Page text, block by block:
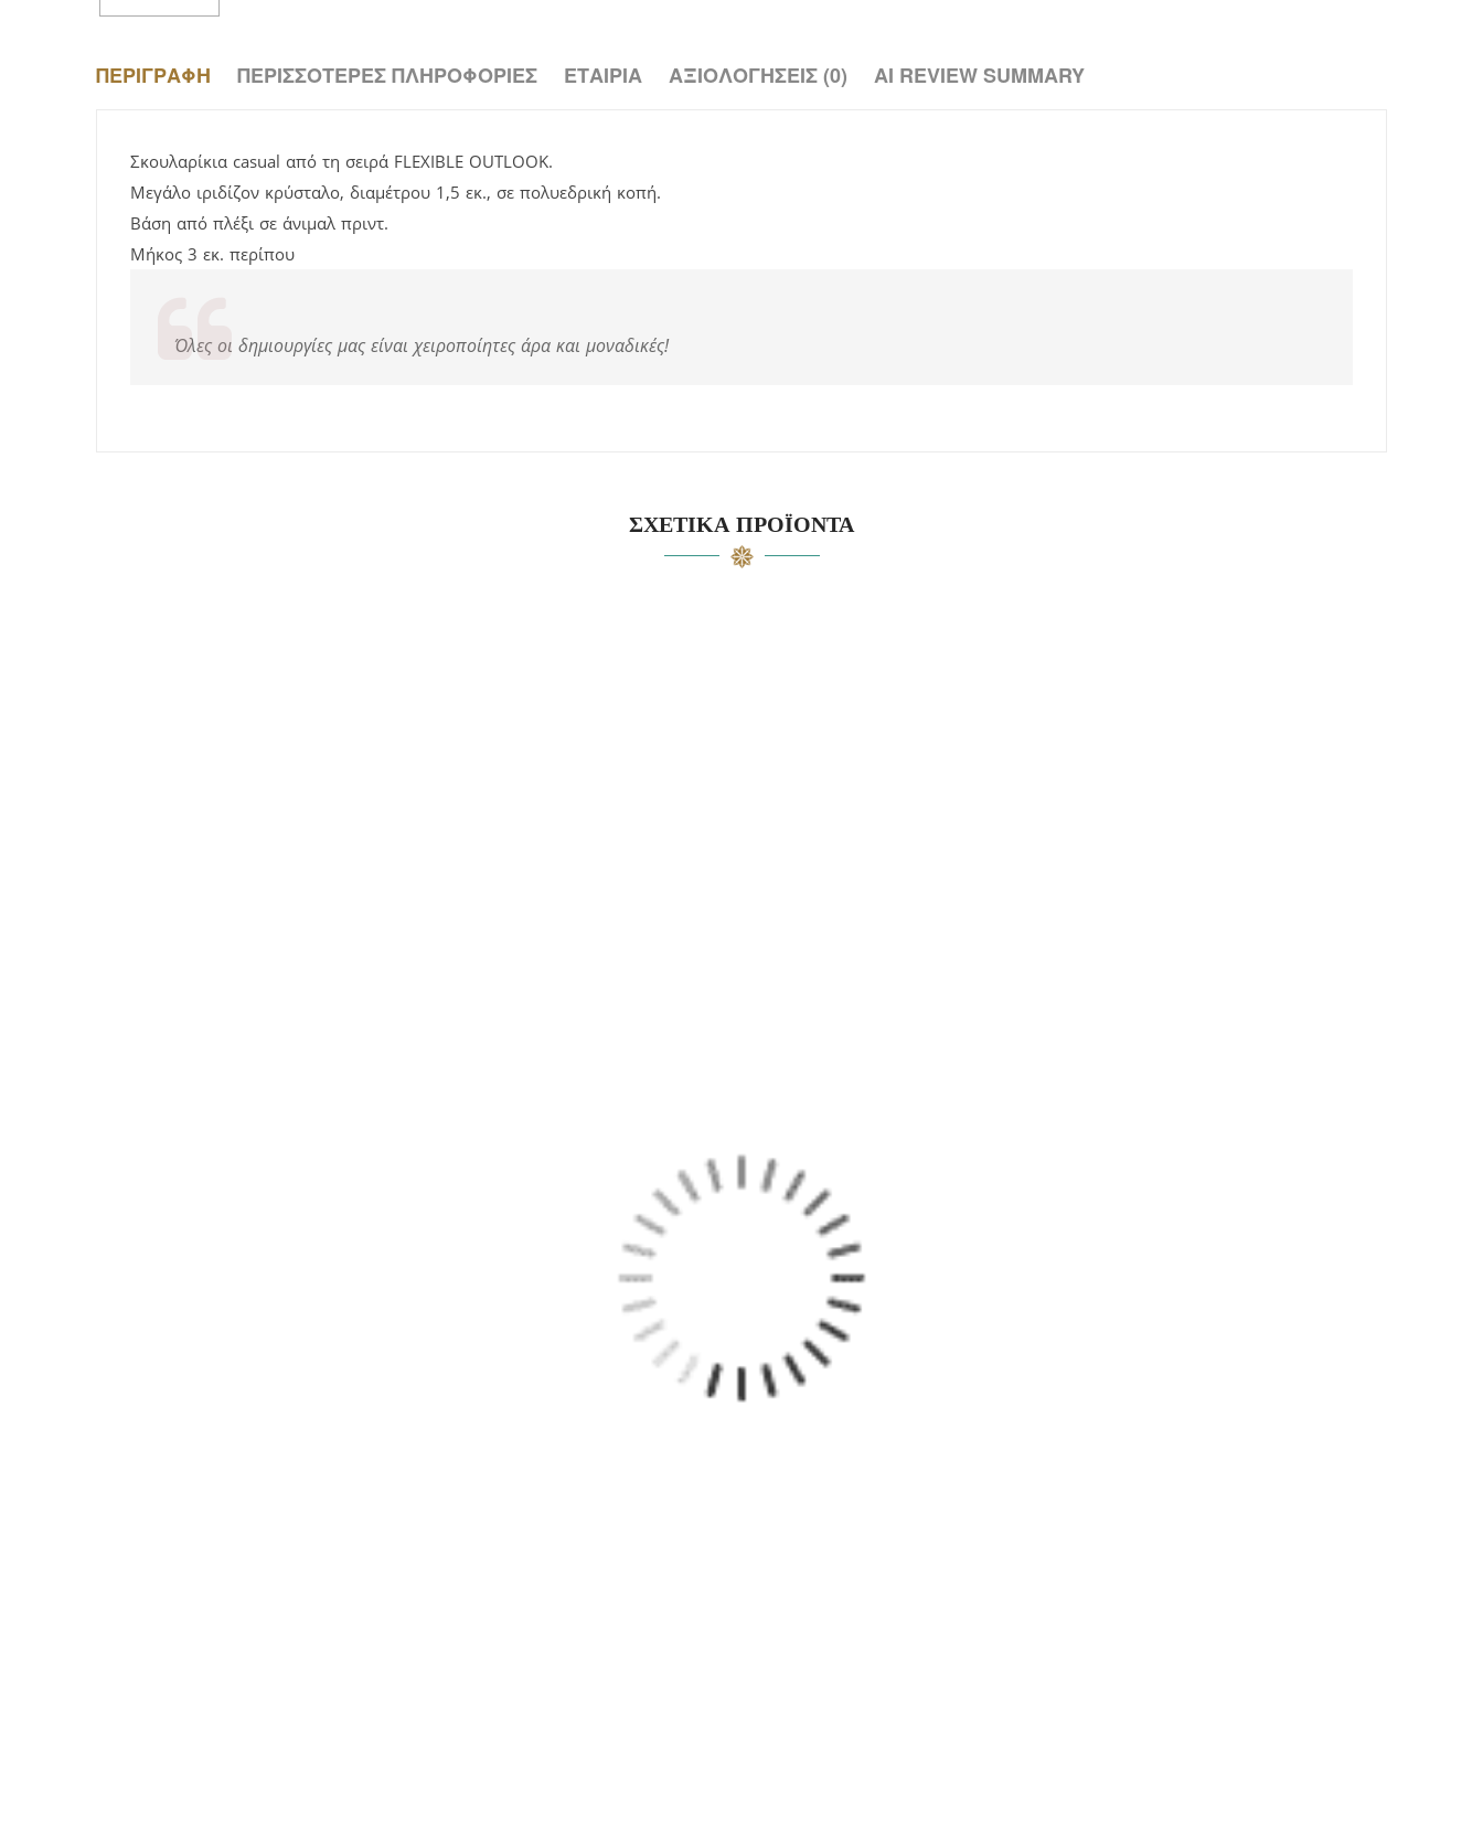
ΠΕΡΙΓΡΑΦΉ ΠΕΡΙΣΣΌΤΕΡΕΣ ΠΛΗΡΟΦΟΡΊΕΣ ΕΤΑΙΡΊΑ ΑΞΙΟΛΟΓΉΣΕΙΣ (0) AI REVIEW SUMMARY
Σκουλαρίκια casual από τη σειρά FLEXIBLE OUTLOOK.
Μεγάλο ιριδίζον κρύσταλο, διαμέτρου 1,5 εκ., σε πολυεδρική κοπή.
Βάση από πλέξι σε άνιμαλ πριντ.
Μήκος 3 εκ. περίπου
Όλες οι δημιουργίες μας είναι χειροποίητες άρα και μοναδικές!
ΣΧΕΤΙΚΆ ΠΡΟΪΌΝΤΑ